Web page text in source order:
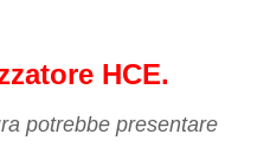
HCE.
potrebbe presentare